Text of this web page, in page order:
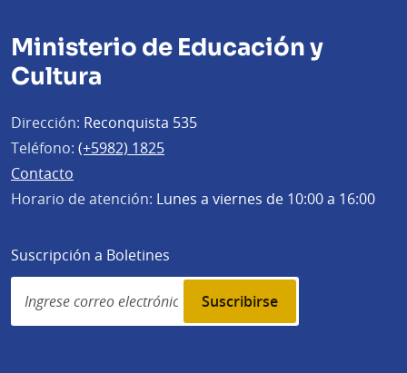
Ministerio de Educación y
Cultura
Dirección: Reconquista 535
Teléfono: (+5982) 1825
Contacto
Horario de atención: Lunes a viernes de 10:00 a 16:00
Suscripción a Boletines
Simplenews
subscription